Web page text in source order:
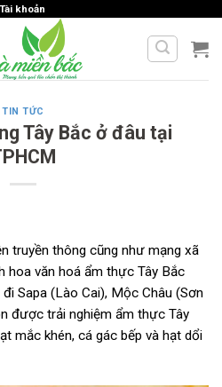
Tài khoản
TIN TỨC
Tây Bắc ở đâu tại
truyền thông cũng như mạng xã
hoa văn hoá ẩm thực Tây Bắc
Sapa (Lào Cai), Mộc Châu (Sơn
được trải nghiệm ẩm thực Tây
mắc khén, cá gác bếp và hạt dổi